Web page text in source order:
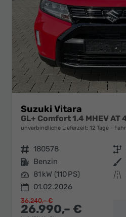
Suzuki Vitara
unverbindliche Lieferzeit: 12 Tage
Fahrzeugnr. 180578 Getriebe
Kraftstoff Benzin Außenfarbe
Leistung 81 kW (110 PS) Kilometerstand
01.02.2026
26.990,– €
36.240,– €